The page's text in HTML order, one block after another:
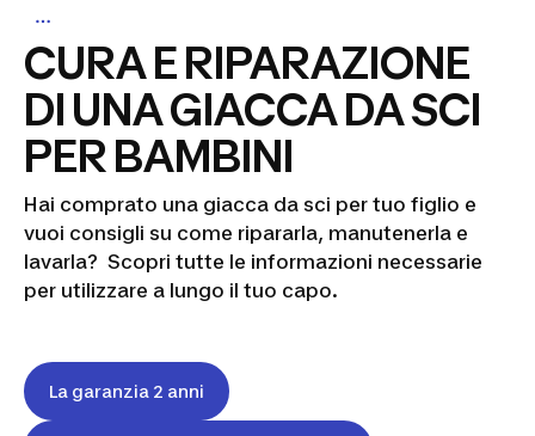
CURA E RIPARAZIONE
DI UNA GIACCA DA SCI
PER BAMBINI
Hai comprato una giacca da sci per tuo figlio e
vuoi consigli su come ripararla, manutenerla e
lavarla? Scopri tutte le informazioni necessarie
per utilizzare a lungo il tuo capo.
La garanzia 2 anni